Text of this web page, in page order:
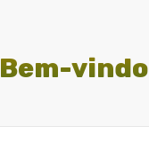
Bem-vindo